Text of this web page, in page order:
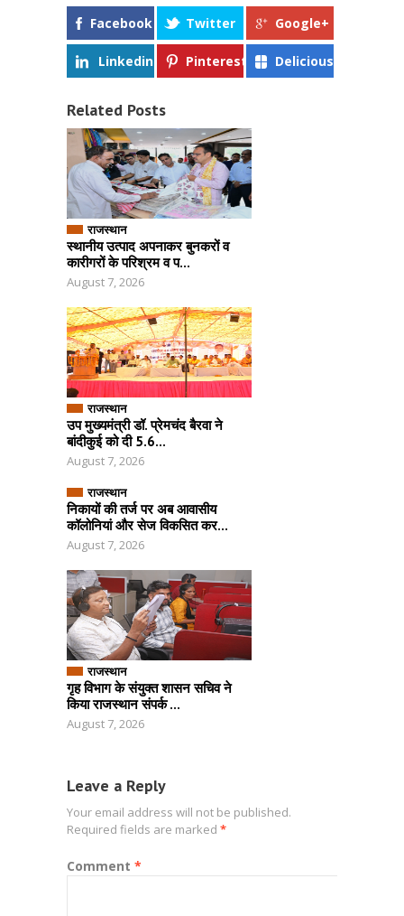
Facebook Twitter Google+
Linkedin Pinterest Delicious
Related Posts
राजस्थान
स्थानीय उत्पाद अपनाकर बुनकरों व
कारीगरों के परिश्रम व प...
August 7, 2026
राजस्थान
उप मुख्यमंत्री डॉ. प्रेमचंद बैरवा ने
बांदीकुई को दी 5.6...
August 7, 2026
राजस्थान
निकायों की तर्ज पर अब आवासीय
कॉलोनियां और सेज विकसित कर...
August 7, 2026
राजस्थान
गृह विभाग के संयुक्त शासन सचिव ने
किया राजस्थान संपर्क ...
August 7, 2026
Leave a Reply
Your email address will not be published.
Required fields are marked *
Comment *